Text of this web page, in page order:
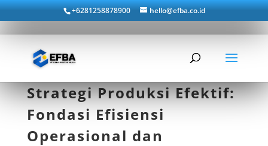
+6281258878900 hello@efba.co.id
Strategi Produksi Efektif:
Fondasi Efisiensi
Operasional dan